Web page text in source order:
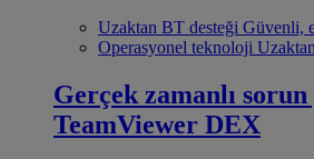
Uzaktan BT desteği Güvenli,
Operasyonel teknoloji
Gerçek zamanlı
TeamViewer DEX